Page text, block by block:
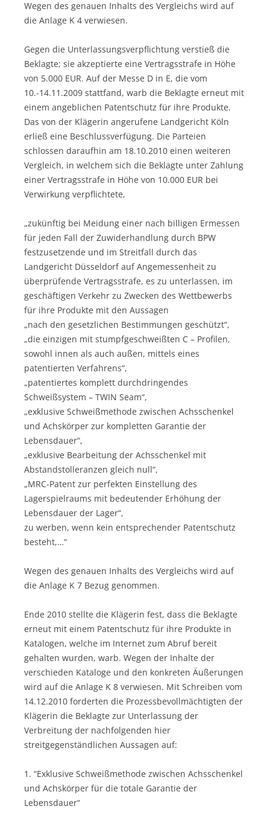
Wegen des genauen Inhalts des Vergleichs wird auf
die Anlage K 4 verwiesen.
Gegen die Unterlassungsverpflichtung verstieß die
Beklagte; sie akzeptierte eine Vertragsstrafe in Höhe
von 5.000 EUR. Auf der Messe D in E, die vom
10.-14.11.2009 stattfand, warb die Beklagte erneut mit
einem angeblichen Patentschutz für ihre Produkte.
Das von der Klägerin angerufene Landgericht Köln
erließ eine Beschlussverfügung. Die Parteien
schlossen daraufhin am 18.10.2010 einen weiteren
Vergleich, in welchem sich die Beklagte unter Zahlung
einer Vertragsstrafe in Höhe von 10.000 EUR bei
Verwirkung verpflichtete,
„zukünftig bei Meidung einer nach billigen Ermessen
für jeden Fall der Zuwiderhandlung durch BPW
festzusetzende und im Streitfall durch das
Landgericht Düsseldorf auf Angemessenheit zu
überprüfende Vertragsstrafe, es zu unterlassen, im
geschäftigen Verkehr zu Zwecken des Wettbewerbs
für ihre Produkte mit den Aussagen
„nach den gesetzlichen Bestimmungen geschützt“,
„die einzigen mit stumpfgeschweißten C – Profilen,
sowohl innen als auch außen, mittels eines
patentierten Verfahrens“,
„patentiertes komplett durchdringendes
Schweißsystem – TWIN Seam“,
„exklusive Schweißmethode zwischen Achsschenkel
und Achskörper zur kompletten Garantie der
Lebensdauer“,
„exklusive Bearbeitung der Achsschenkel mit
Abstandstolleranzen gleich null“,
„MRC-Patent zur perfekten Einstellung des
Lagerspielraums mit bedeutender Erhöhung der
Lebensdauer der Lager“,
zu werben, wenn kein entsprechender Patentschutz
besteht,…“
Wegen des genauen Inhalts des Vergleichs wird auf
die Anlage K 7 Bezug genommen.
Ende 2010 stellte die Klägerin fest, dass die Beklagte
erneut mit einem Patentschutz für ihre Produkte in
Katalogen, welche im Internet zum Abruf bereit
gehalten wurden, warb. Wegen der Inhalte der
verschieden Kataloge und den konkreten Äußerungen
wird auf die Anlage K 8 verwiesen. Mit Schreiben vom
14.12.2010 forderten die Prozessbevollmächtigten der
Klägerin die Beklagte zur Unterlassung der
Verbreitung der nachfolgenden hier
streitgegenständlichen Aussagen auf:
1. “Exklusive Schweißmethode zwischen Achsschenkel
und Achskörper für die totale Garantie der
Lebensdauer“